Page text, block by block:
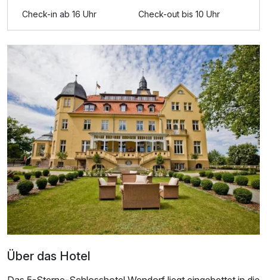
Für 3 Tage p.P. ab244,00 €
Doppelzimmer Nebenhaus
2 Erwachsene und 1 Kind
Check-in ab 16 Uhr Check-out bis 10 Uhr
Über das Hotel